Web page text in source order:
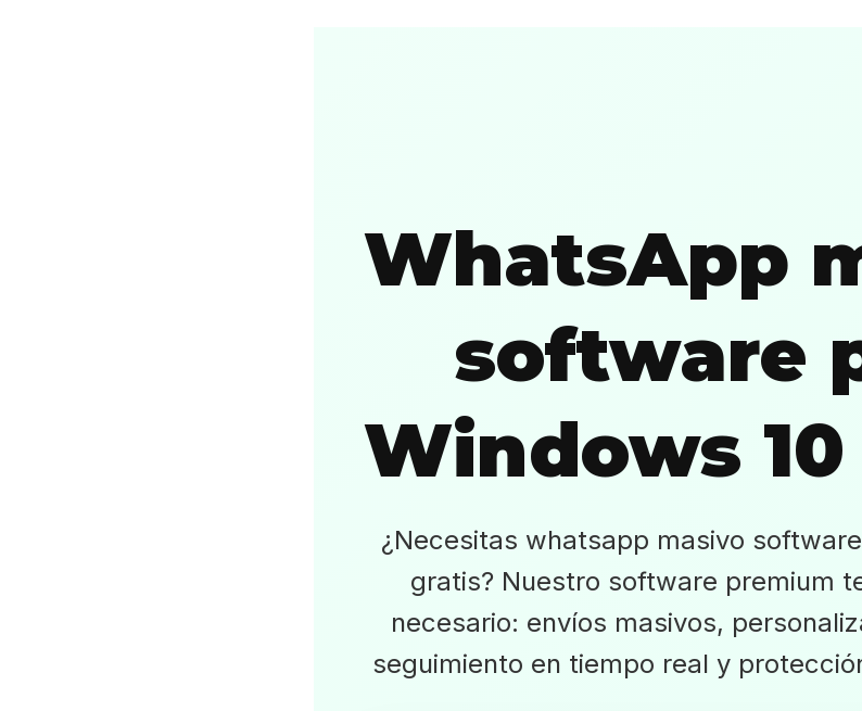
WhatsApp
software
Windows
¿Necesitas whatsapp masivo
gratis? Nuestro software premium
necesario: envíos masivos,
seguimiento en tiempo real y